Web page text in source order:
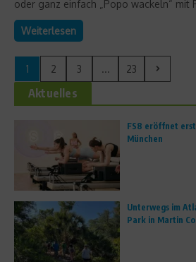
oder ganz einfach „Popo wackeln“ mit
Weiterlesen
1 2 3 ... 23
Aktuelles
FS8 eröffnet
München
Unterwegs im
Park in Martin